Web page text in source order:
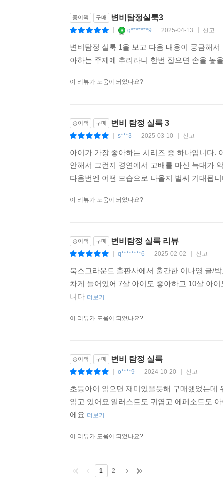
종이책 구매 변비탐정실룩3
g*******9 2025-04-13 신고
변비탐정 실룩 1을 보고 다음 내용이 궁금해
아하는 주제에 추리라니 한번 잡으면 손을 놓
이 리뷰가 도움이 되었나요?
종이책 구매 변비 탐정 실룩 3
s***3 2025-03-10 신고
아이가 가장 좋아하는 시리즈 중 하나입니다.
안해서 그런지 경연에서 고배를 마신 늑대가
다음번엔 어떤 모습으로 나올지 벌써 기대됩
이 리뷰가 도움이 되었나요?
종이책 구매 변비탐정 실룩 리뷰
q********6 2025-02-02 신고
북스그라운드 출판사에서 출간한 이나영 글/
차게 들어있어 7살 아이도 좋아하고 10살 아
니다 더보기
이 리뷰가 도움이 되었나요?
종이책 구매 변비 탐정 실룩
o****9 2024-10-20 신고
초등아이 읽으면 재미있을듯해 구매했었는데
읽고 있어요 일러스트도 귀엽고 에페소드도
에요 더보기
이 리뷰가 도움이 되었나요?
1 2